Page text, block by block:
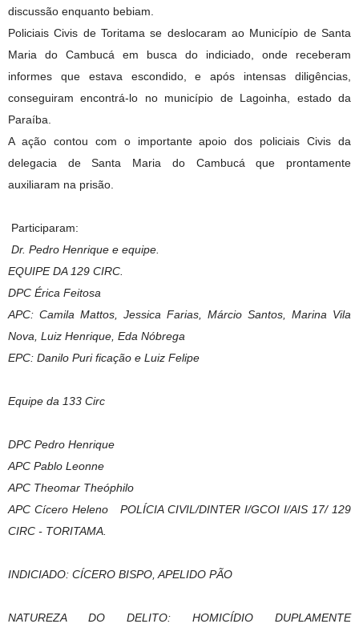
discussão enquanto bebiam.
Policiais Civis de Toritama se deslocaram ao Município de Santa
Maria do Cambucá em busca do indiciado, onde receberam
informes que estava escondido, e após intensas diligências,
conseguiram encontrá-lo no município de Lagoinha, estado da
Paraíba.
A ação contou com o importante apoio dos policiais Civis da
delegacia de Santa Maria do Cambucá que prontamente
auxiliaram na prisão.
Participaram:
Dr. Pedro Henrique e equipe.
EQUIPE DA 129 CIRC.
DPC Érica Feitosa
APC: Camila Mattos, Jessica Farias, Márcio Santos, Marina Vila
Nova, Luiz Henrique, Eda Nóbrega
EPC: Danilo Puri ficação e Luiz Felipe
Equipe da 133 Circ
DPC Pedro Henrique
APC Pablo Leonne
APC Theomar Theóphilo
APC Cícero Heleno POLÍCIA CIVIL/DINTER I/GCOI I/AIS 17/ 129
CIRC - TORITAMA.
INDICIADO: CÍCERO BISPO, APELIDO PÃO
NATUREZA DO DELITO: HOMICÍDIO DUPLAMENTE